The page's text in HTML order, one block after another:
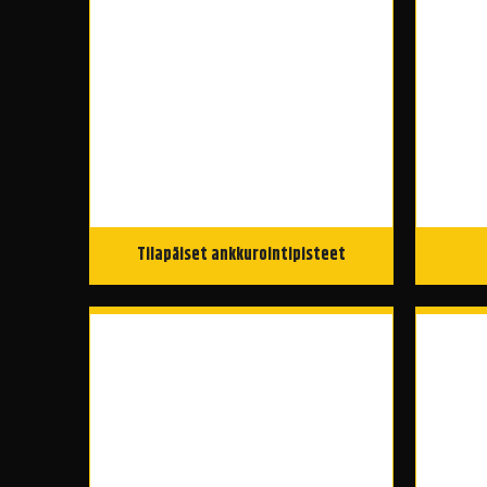
Tilapäiset ankkurointipisteet